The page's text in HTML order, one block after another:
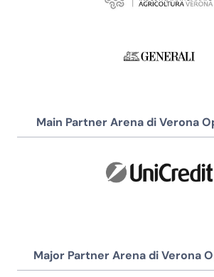
Main Partner Arena di Verona
Major Partner Arena di Verona